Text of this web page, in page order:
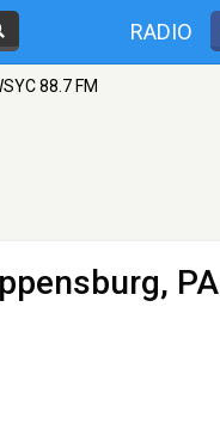
RADIO
88.7 FM
PA